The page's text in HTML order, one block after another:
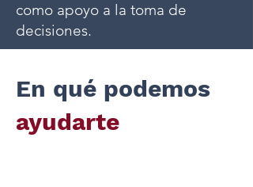
como apoyo a la toma de
decisiones.
En qué podemos
ayudarte